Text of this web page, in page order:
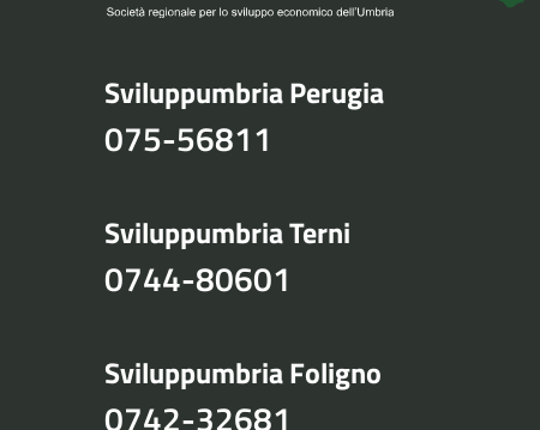
Sviluppumbria Perugia
075-56811
Sviluppumbria Terni
0744-80601
Sviluppumbria Foligno
0742-32681